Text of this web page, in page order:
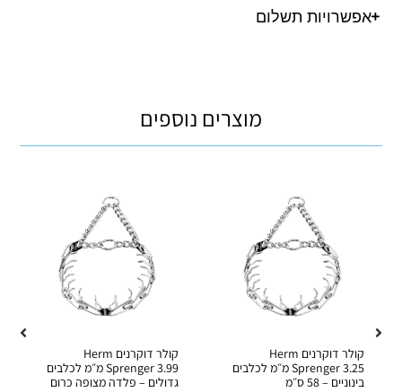
אפשרויות תשלום
מוצרים נוספים
קולר דוקרנים Herm
Sprenger 3.25 מ״מ לכלבים
בינוניים – 58 ס״מ
קולר דוקרנים Herm
Sprenger 3.99 מ״מ לכלבים
גדולים – פלדה מצופה כרום